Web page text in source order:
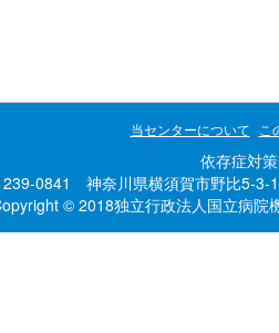
当センターについて こ
依存症対
0841 神奈川県横須賀市野比5-
© 2018独立行政法人国立病院